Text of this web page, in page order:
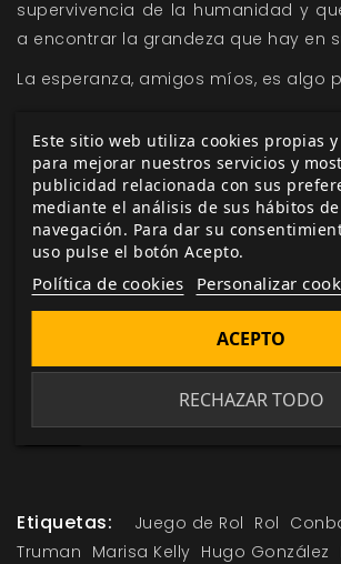
supervivencia de la humanidad y
a encontrar la grandeza que hay en
La esperanza, amigos míos, es algo
DescubreNuestra mejor y última
que podríamos clasificar como de
Forma parte de la solución
desaparecer junto al resto de la
nuestra mejor y última esperanza.
Etiquetas: Juego de Rol Rol
Truman Marisa Kelly Hugo González
Este sitio web utiliza cookies propias
para mejorar nuestros servicios y
publicidad relacionada con sus
mediante el análisis de sus hábitos de
navegación. Para dar su
uso pulse el botón Acepto.
Política de cookies Personalizar
RECHAZAR TODO
ACEPTO